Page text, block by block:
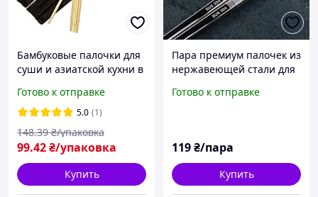
Бамбуковые палочки для
суши и азиатской кухни в
упаковке круглые (50 шт
уп)
Готово к отправке
5.0 (1)
99.42₴/упаковка
148.39 ₴/упаковка
Купить
Пара премиум палочек из
нержавеющей стали для
Спокойствия
Готово к отправке
119₴/пара
Купить